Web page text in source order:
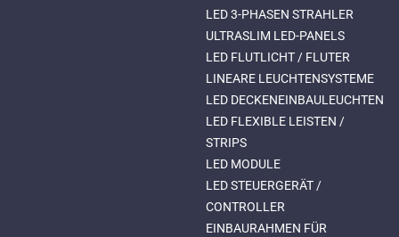
LED 3-PHASEN STRAHLER
ULTRASLIM LED-PANELS
LED FLUTLICHT / FLUTER
LINEARE LEUCHTENSYSTEME
LED DECKENEINBAULEUCHTEN
LED FLEXIBLE LEISTEN /
STRIPS
LED MODULE
LED STEUERGERÄT /
CONTROLLER
EINBAURAHMEN FÜR